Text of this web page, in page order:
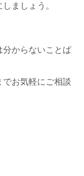
ましょう。
分からないことば
お気軽にご相談